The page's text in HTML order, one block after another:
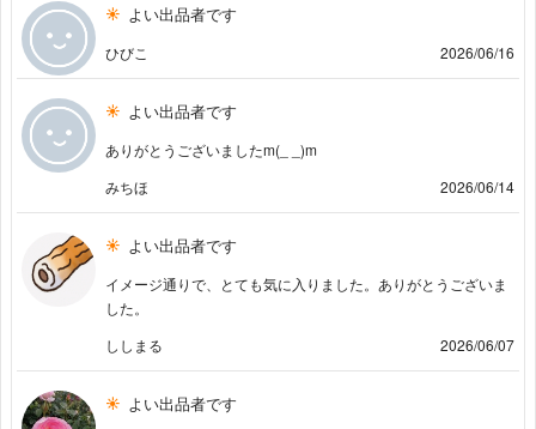
よい出品者です
ひびこ 2026/06/16
よい出品者です
ありがとうございましたm(_ _)m
みちほ
2026/06/14
よい出品者です
イメージ通りで、とても気に入りました。ありがとうございま
した。
ししまる
2026/06/07
よい出品者です